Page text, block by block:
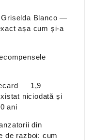
Blanco —
așa cum și-a
— 1,9
niciodată și
ani
din
de razboi: cum